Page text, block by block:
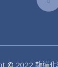
© 2022 龍達